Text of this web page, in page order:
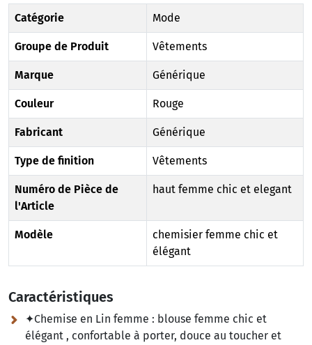
Catégorie Mode
Groupe de Produit Vêtements
Marque Générique
Couleur Rouge
Fabricant Générique
Type de finition Vêtements
Numéro de Pièce de
l'Article
haut femme chic et elegant
Modèle
chemisier femme chic et
élégant
Caractéristiques
✦Chemise en Lin femme : blouse femme chic et
élégant , confortable à porter, douce au toucher et